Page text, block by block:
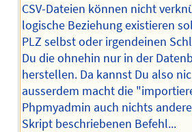
CSV-Dateien können nicht
logische Beziehung existieren
PLZ selbst oder irgendeinen
Du die ohnehin nur in der
herstellen. Da kannst Du also
ausserdem macht die
Phpmyadmin auch nichts
Skript beschriebenen Befehl...